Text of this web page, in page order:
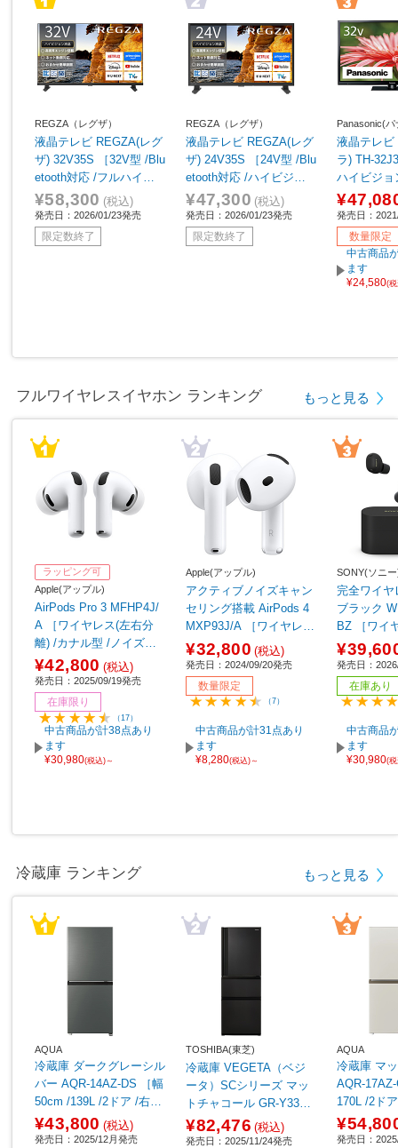
REGZA（レグザ）
液晶テレビ REGZA(レグ
ザ) 32V35S ［32V型 /Blu
etooth対応 /フルハイビ
ジョン /YouTube対応］
¥58,300 (税込)
発売日：2026/01/23発売
限定数終了
REGZA（レグザ）
液晶テレビ REGZA(レグ
ザ) 24V35S ［24V型 /Blu
etooth対応 /ハイビジョ
ン /YouTube対応］
¥47,300 (税込)
発売日：2026/01/23発売
限定数終了
Panasonic(
液晶テレ
ラ) TH-
ハイビジョ
発売日：
数量限定
中古商品
ます
¥24,580(
フルワイヤレスイヤホン ランキング もっと見る
ラッピング可
Apple(アップル)
AirPods Pro 3 MFHP4J/
A ［ワイヤレス(左右分
離) /カナル型 /ノイズキ
ャンセリング対応 /Bluet
ooth対応］
¥42,800 (税込)
発売日：2025/09/19発売
在庫限り
（17）
中古商品が計38点あり
ます
¥30,980(税込)～
Apple(アップル)
アクティブノイズキャン
セリング搭載 AirPods 4
MXP93J/A ［ワイヤレス
(左右分離) /インナーイヤ
ー型 /ノイズキャンセリ
ング対応 /Bluetooth対
応］ 【sof001】
¥32,800 (税込)
発売日：2024/09/20発売
数量限定
（7）
中古商品が計31点あり
ます
¥8,280(税込)～
SONY(ソニ
完全ワイ
ブラック
BZ ［ワイ
離) /カナル
ャンセリ
ooth対応］
発売日：
在庫あり
中古商品
ます
¥30,980(
冷蔵庫 ランキング もっと見る
AQUA
冷蔵庫 ダークグレーシル
バー AQR-14AZ-DS ［幅
50cm /139L /2ドア /右開
きタイプ /2025年］
¥43,800 (税込)
発売日：2025/12月発売
TOSHIBA(東芝)
冷蔵庫 VEGETA（ベジ
ータ）SCシリーズ マッ
トチャコール GR-Y33SC
(KZ) ［幅60cm /326L /3
ドア /右開きタイプ /202
¥82,476 (税込)
発売日：2025/11/24発売
AQUA
冷蔵庫 マットグレージュ
AQR-
170L /2ド
プ /2025年
発売日：